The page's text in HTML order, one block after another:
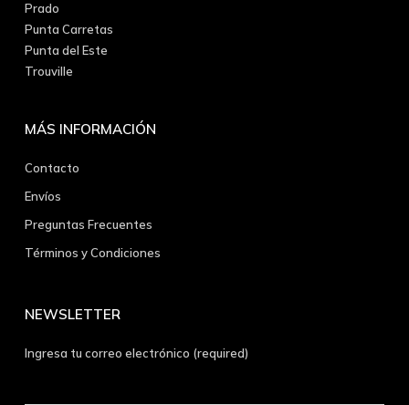
Prado
Punta Carretas
Punta del Este
Trouville
MÁS INFORMACIÓN
Contacto
Envíos
Preguntas Frecuentes
Términos y Condiciones
NEWSLETTER
Ingresa tu correo electrónico (required)